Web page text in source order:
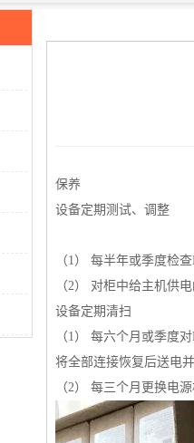
保养
设备定期测试、调整
（1） 每半年或季度检
（2） 对柜中给主机供
设备定期清扫
（1） 每六个月或季度
将全部连接恢复后送电
（2） 每三个月更换电